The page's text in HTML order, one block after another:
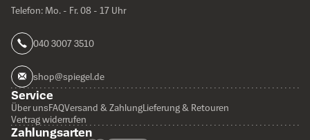
Telefon: Mo. - Fr. 08 - 17 Uhr
040 3007 3510
shop@spiegel.de
Service
Über unsFAQVersand & ZahlungLieferung & Retouren
Vertrag widerrufen
Zahlungsarten